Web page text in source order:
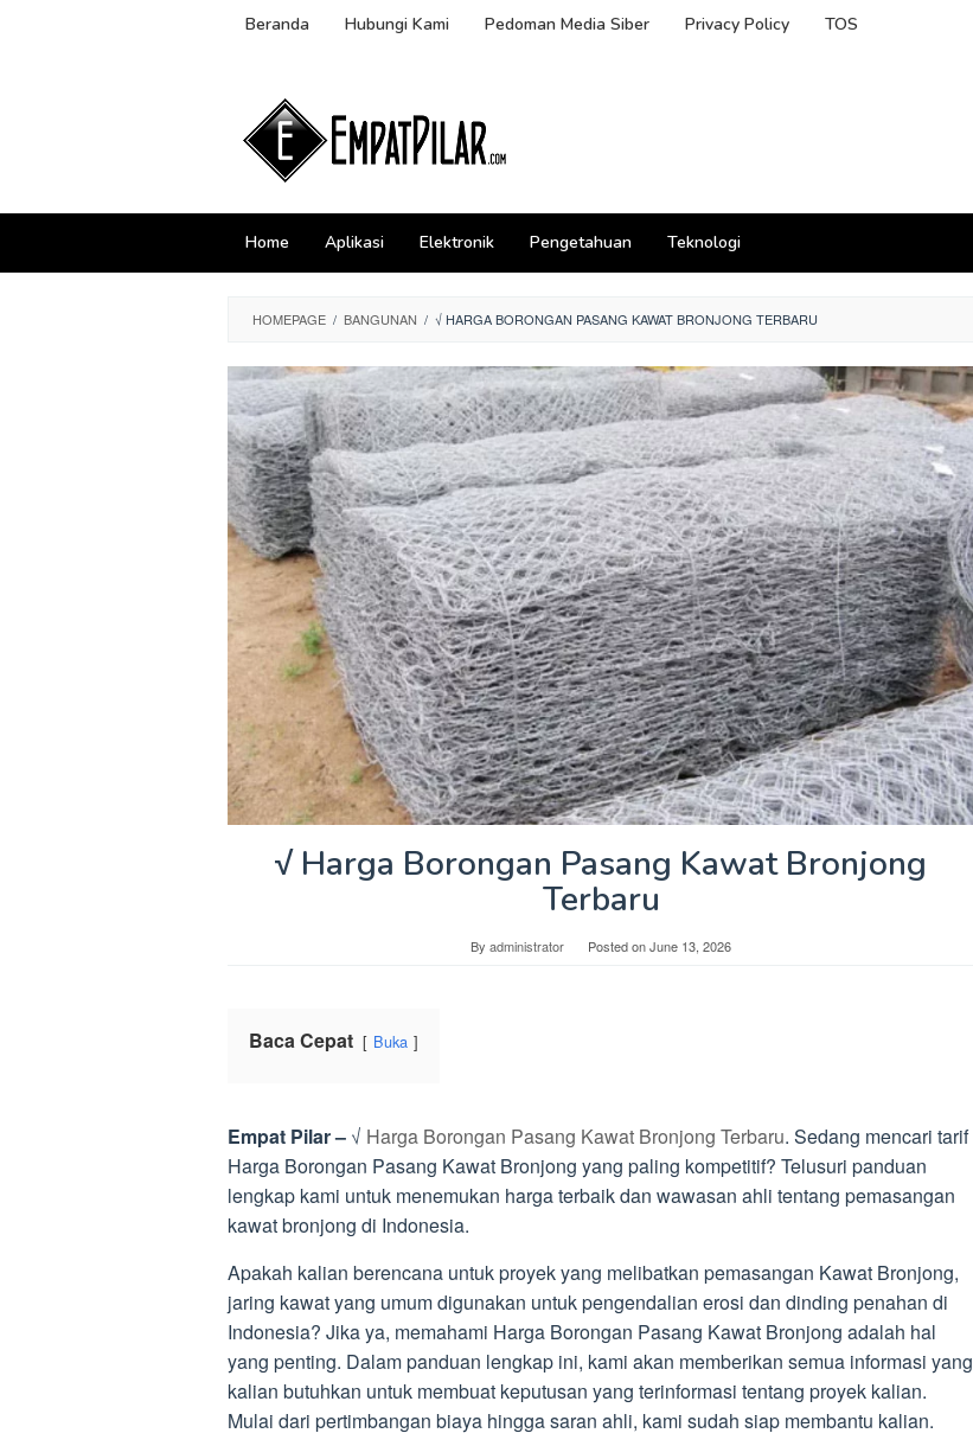
Beranda Hubungi Kami Pedoman Media Siber Privacy Policy TOS
Home Aplikasi Elektronik Pengetahuan Teknologi
HOMEPAGE / BANGUNAN / √ HARGA BORONGAN PASANG KAWAT BRONJONG TERBARU
√ Harga Borongan Pasang Kawat Bronjong
Terbaru
By administrator Posted onJune 13, 2026
Baca Cepat Buka
Empat Pilar – √ Harga Borongan Pasang Kawat Bronjong Terbaru. Sedang mencari tarif
Harga Borongan Pasang Kawat Bronjong yang paling kompetitif? Telusuri panduan
lengkap kami untuk menemukan harga terbaik dan wawasan ahli tentang pemasangan
kawat bronjong di Indonesia.
Apakah kalian berencana untuk proyek yang melibatkan pemasangan Kawat Bronjong,
jaring kawat yang umum digunakan untuk pengendalian erosi dan dinding penahan di
Indonesia? Jika ya, memahami Harga Borongan Pasang Kawat Bronjong adalah hal
yang penting. Dalam panduan lengkap ini, kami akan memberikan semua informasi yang
kalian butuhkan untuk membuat keputusan yang terinformasi tentang proyek kalian.
Mulai dari pertimbangan biaya hingga saran ahli, kami sudah siap membantu kalian.